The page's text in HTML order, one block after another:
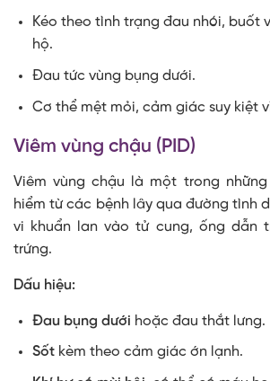
Kéo theo tình trạng đau nhói, buốt
hộ.
Đau tức vùng bụng dưới.
Cơ thể mệt mỏi, cảm giác suy kiệt
Viêm vùng chậu (PID)
Viêm vùng chậu là một trong
hiểm từ các bệnh lây qua đường tình
vi khuẩn lan vào tử cung, ống dẫn
trứng.
Dấu hiệu:
Đau bụng dưới hoặc đau thắt lưng.
Sốtkèm theo cảm giác ớn lạnh.